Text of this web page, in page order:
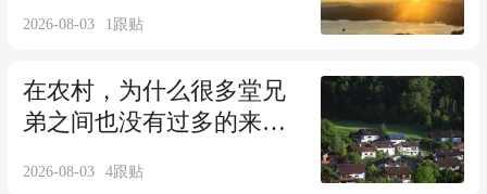
2026-08-03 1跟贴
在农村，为什么很多堂兄
弟之间也没有过多的来往
2026-08-03 4跟贴